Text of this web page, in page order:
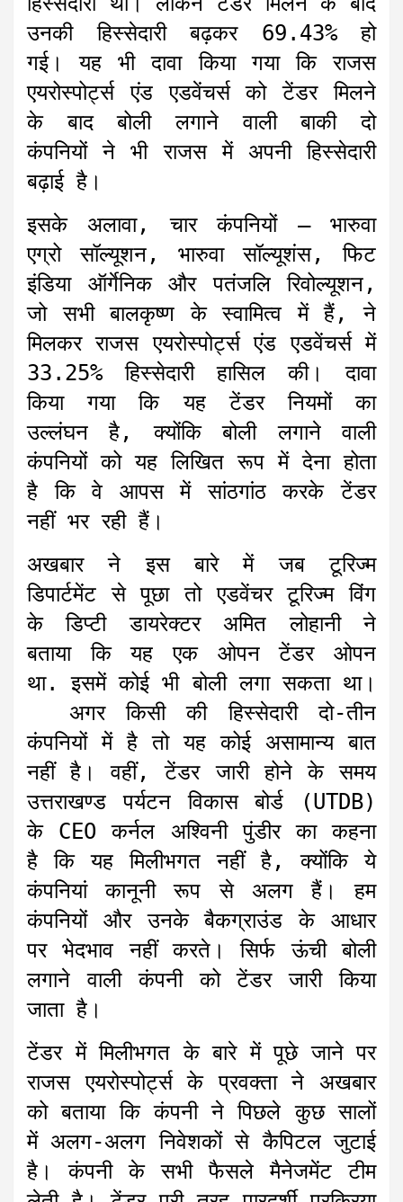
उनकी हिस्सेदारी बढ़कर 69.43% हो
गई। यह भी दावा किया गया कि राजस
एयरोस्पोर्ट्स एंड एडवेंचर्स को टेंडर मिलने
के बाद बोली लगाने वाली बाकी दो
कंपनियों ने भी राजस में अपनी हिस्सेदारी
बढ़ाई है।
इसके अलावा, चार कंपनियों – भारुवा
एग्रो सॉल्यूशन, भारुवा सॉल्यूशंस, फिट
इंडिया ऑर्गेनिक और पतंजलि रिवोल्यूशन,
जो सभी बालकृष्ण के स्वामित्व में हैं, ने
मिलकर राजस एयरोस्पोर्ट्स एंड एडवेंचर्स में
33.25% हिस्सेदारी हासिल की। दावा
किया गया कि यह टेंडर नियमों का
उल्लंघन है, क्योंकि बोली लगाने वाली
कंपनियों को यह लिखित रूप में देना होता
है कि वे आपस में सांठगांठ करके टेंडर
नहीं भर रही हैं।
अखबार ने इस बारे में जब टूरिज्म
डिपार्टमेंट से पूछा तो एडवेंचर टूरिज्म विंग
के डिप्टी डायरेक्टर अमित लोहानी ने
बताया कि यह एक ओपन टेंडर ओपन
था. इसमें कोई भी बोली लगा सकता था।
अगर किसी की हिस्सेदारी दो-तीन
कंपनियों में है तो यह कोई असामान्य बात
नहीं है। वहीं, टेंडर जारी होने के समय
उत्तराखण्ड पर्यटन विकास बोर्ड (UTDB)
के CEO कर्नल अश्विनी पुंडीर का कहना
है कि यह मिलीभगत नहीं है, क्योंकि ये
कंपनियां कानूनी रूप से अलग हैं। हम
कंपनियों और उनके बैकग्राउंड के आधार
पर भेदभाव नहीं करते। सिर्फ ऊंची बोली
लगाने वाली कंपनी को टेंडर जारी किया
जाता है।
टेंडर में मिलीभगत के बारे में पूछे जाने पर
राजस एयरोस्पोर्ट्स के प्रवक्ता ने अखबार
को बताया कि कंपनी ने पिछले कुछ सालों
में अलग-अलग निवेशकों से कैपिटल जुटाई
है। कंपनी के सभी फैसले मैनेजमेंट टीम